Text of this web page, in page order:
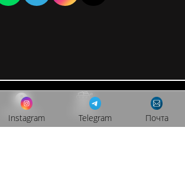
Instagram Telegram Почта
Контакты Товары